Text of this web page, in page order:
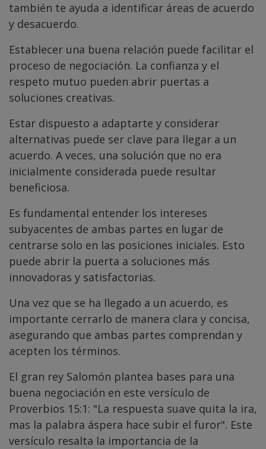
también te ayuda a identificar áreas de acuerdo
y desacuerdo.
Establecer una buena relación puede facilitar el
proceso de negociación. La confianza y el
respeto mutuo pueden abrir puertas a
soluciones creativas.
Estar dispuesto a adaptarte y considerar
alternativas puede ser clave para llegar a un
acuerdo. A veces, una solución que no era
inicialmente considerada puede resultar
beneficiosa.
Es fundamental entender los intereses
subyacentes de ambas partes en lugar de
centrarse solo en las posiciones iniciales. Esto
puede abrir la puerta a soluciones más
innovadoras y satisfactorias.
Una vez que se ha llegado a un acuerdo, es
importante cerrarlo de manera clara y concisa,
asegurando que ambas partes comprendan y
acepten los términos.
El gran rey Salomón plantea bases para una
buena negociación en este versículo de
Proverbios 15:1: "La respuesta suave quita la ira,
mas la palabra áspera hace subir el furor". Este
versículo resalta la importancia de la